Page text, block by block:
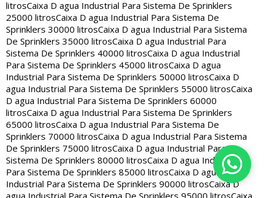
litrosCaixa D agua Industrial Para Sistema De Sprinklers
25000 litrosCaixa D agua Industrial Para Sistema De
Sprinklers 30000 litrosCaixa D agua Industrial Para Sistema
De Sprinklers 35000 litrosCaixa D agua Industrial Para
Sistema De Sprinklers 40000 litrosCaixa D agua Industrial
Para Sistema De Sprinklers 45000 litrosCaixa D agua
Industrial Para Sistema De Sprinklers 50000 litrosCaixa D
agua Industrial Para Sistema De Sprinklers 55000 litrosCaixa
D agua Industrial Para Sistema De Sprinklers 60000
litrosCaixa D agua Industrial Para Sistema De Sprinklers
65000 litrosCaixa D agua Industrial Para Sistema De
Sprinklers 70000 litrosCaixa D agua Industrial Para Sistema
De Sprinklers 75000 litrosCaixa D agua Industrial Para
Sistema De Sprinklers 80000 litrosCaixa D agua Industrial
Para Sistema De Sprinklers 85000 litrosCaixa D agua
Industrial Para Sistema De Sprinklers 90000 litrosCaixa D
agua Industrial Para Sistema De Sprinklers 95000 litrosCaixa